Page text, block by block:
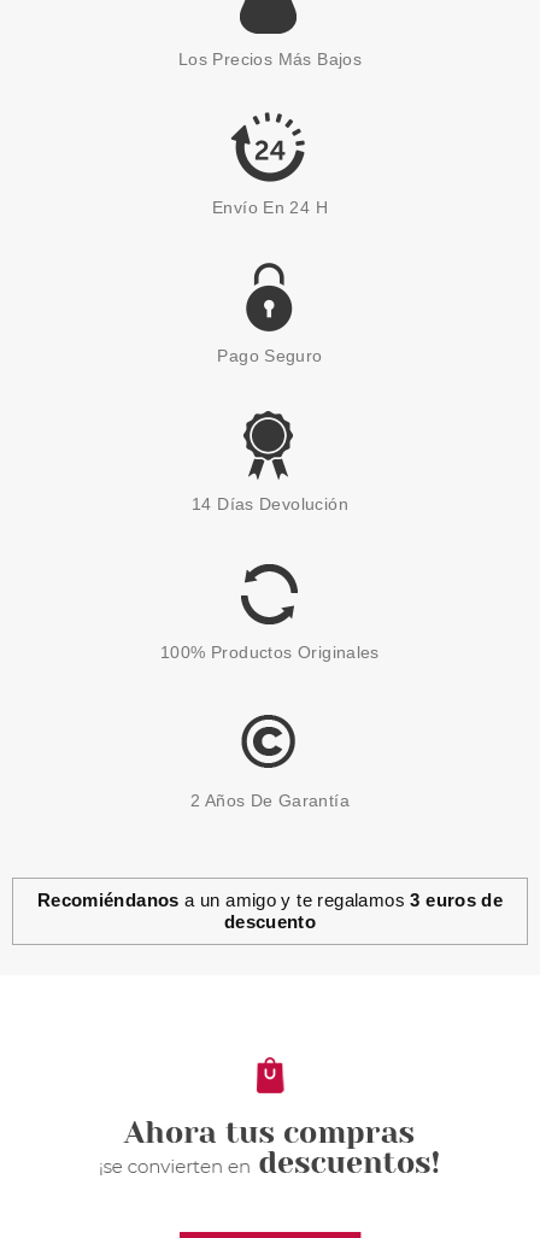
Los Precios Más Bajos
Envío En 24 H
Pago Seguro
14 Días Devolución
100% Productos Originales
2 Años De Garantía
Recomiéndanos a un amigo y te regalamos3 euros de
descuento